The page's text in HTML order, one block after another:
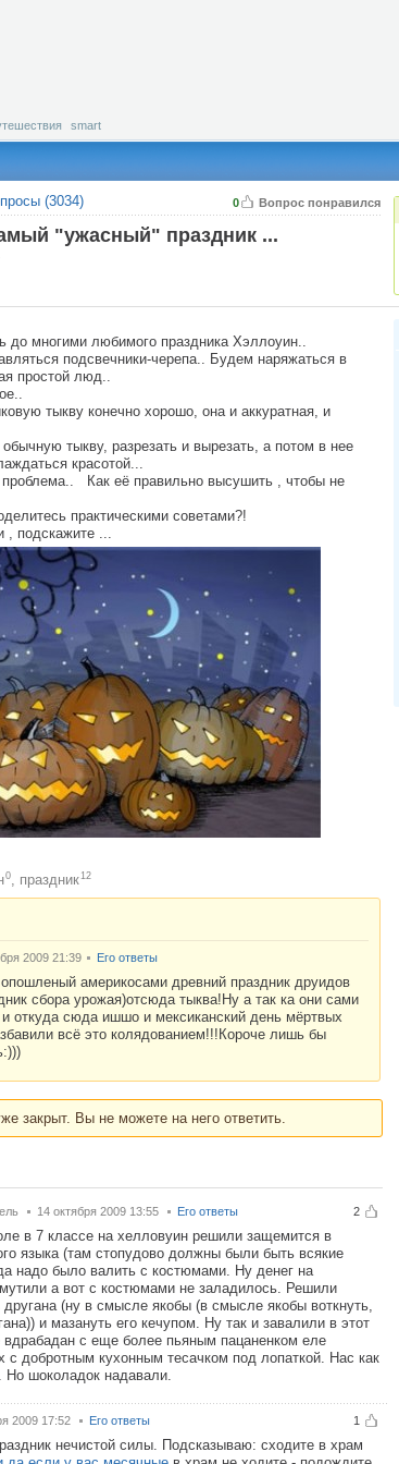
smart
0 Вопрос понравился
(3034)
"ужасный" праздник ...
до многими любимого праздника Хэллоуин..
подсвечники-черепа.. Будем наряжаться в
простой люд..
тыкву конечно хорошо, она и аккуратная, и
тыкву, разрезать и вырезать, а потом в нее
красотой...
проблема.. Как её правильно высушить , чтобы не
практическими советами?!
, подскажите ...
0, праздник12
2009 21:39 Его ответы
америкосами древний праздник друидов
сбора урожая)отсюда тыква!Ну а так ка они сами
и откуда сюда ишшо и мексиканский день мёртвых
всё это колядованием!!!Короче лишь бы
закрыт. Вы не можете на него ответить.
2
14 октября 2009 13:55 Его ответы
в 7 классе на хелловуин решили защемится в
языка (там стопудово должны были быть всякие
надо было валить с костюмами. Ну денег на
а вот с костюмами не заладилось. Решили
другана (ну в смысле якобы (в смысле якобы воткнуть,
и мазануть его кечупом. Ну так и завалили в этот
с еще более пьяным пацаненком еле
с добротным кухонным тесачком под лопаткой. Нас как
Но шоколадок надавали.
1
2009 17:52 Его ответы
нечистой силы. Подсказываю: сходите в храм